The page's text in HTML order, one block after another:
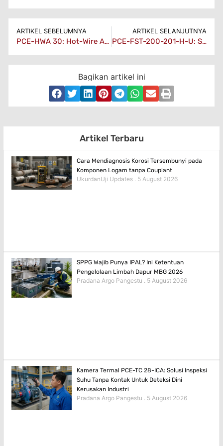
ARTIKEL SEBELUMNYA
PCE-HWA 30: Hot-Wire Anemometer Portabel Untuk Audit HVAC & Proses
ARTIKEL SELANJUTNYA
PCE-FST-200-201-H-U: Sensor Angin 0–10V Untuk Proses
Bagikan artikel ini
Artikel Terbaru
Cara Mendiagnosis Korosi Tersembunyi pada
Komponen Logam tanpa Couplant
UkurdanUji Updates 5 August 2026
SPPG Wajib Punya IPAL? Ini Ketentuan
Pengelolaan Limbah Dapur MBG 2026
Pradana Argo Pangestu 5 August 2026
Kamera Termal PCE-TC 28-ICA: Solusi Inspeksi
Suhu Tanpa Kontak Untuk Deteksi Dini
Kerusakan Industri
Pradana Argo Pangestu 5 August 2026